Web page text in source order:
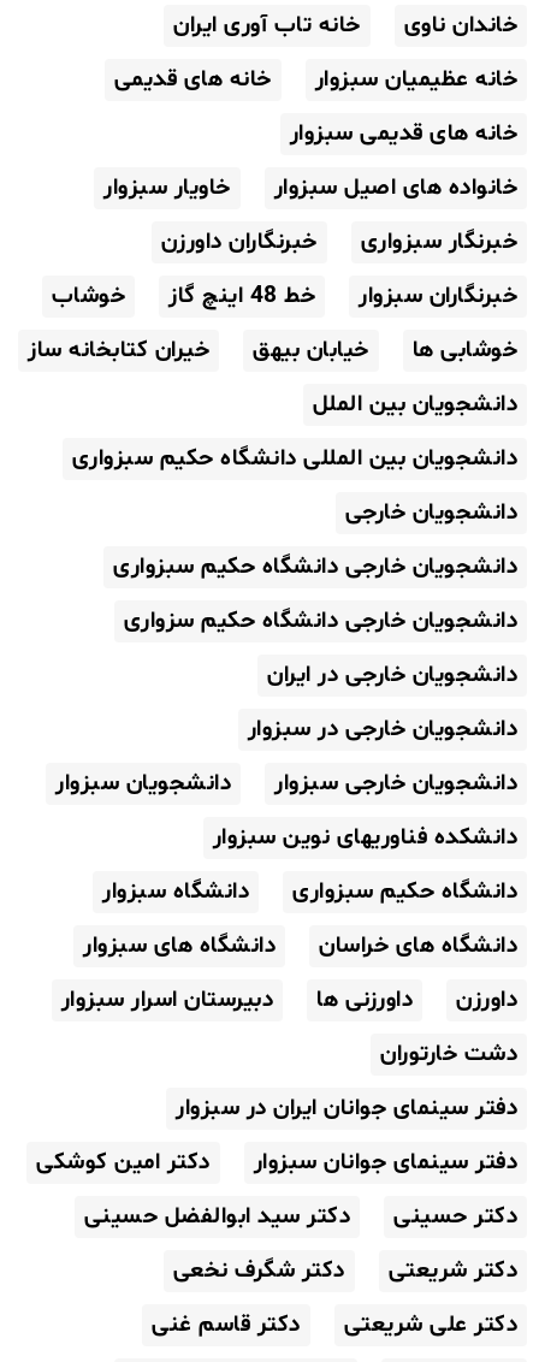
خاندان ناوی
خانه تاب آوری ایران
خانه عظیمیان سبزوار
خانه های قدیمی
خانه های قدیمی سبزوار
خانواده های اصیل سبزوار
خاویار سبزوار
خبرنگار سبزواری
خبرنگاران داورزن
خبرنگاران سبزوار
خط 48 اینچ گاز
خوشاب
خوشابی ها
خیابان بیهق
خیران کتابخانه ساز
دانشجویان بین الملل
دانشجویان بین المللی دانشگاه حکیم سبزواری
دانشجویان خارجی
دانشجویان خارجی دانشگاه حکیم سبزواری
دانشجویان خارجی دانشگاه حکیم سزواری
دانشجویان خارجی در ایران
دانشجویان خارجی در سبزوار
دانشجویان خارجی سبزوار
دانشجویان سبزوار
دانشکده فناوریهای نوین سبزوار
دانشگاه حکیم سبزواری
دانشگاه سبزوار
دانشگاه های خراسان
دانشگاه های سبزوار
داورزن
داورزنی ها
دبیرستان اسرار سبزوار
دشت خارتوران
دفتر سینمای جوانان ایران در سبزوار
دفتر سینمای جوانان سبزوار
دکتر امین کوشکی
دکتر حسینی
دکتر سید ابوالفضل حسینی
دکتر شریعتی
دکتر شگرف نخعی
دکتر علی شریعتی
دکتر قاسم غنی